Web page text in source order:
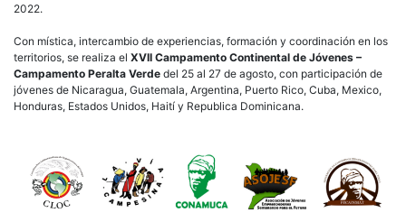
2022.
Con mística, intercambio de experiencias, formación y coordinación en los
territorios, se realiza el XVII Campamento Continental de Jóvenes –
Campamento Peralta Verde del 25 al 27 de agosto, con participación de
jóvenes de Nicaragua, Guatemala, Argentina, Puerto Rico, Cuba, Mexico,
Honduras, Estados Unidos, Haití y Republica Dominicana.